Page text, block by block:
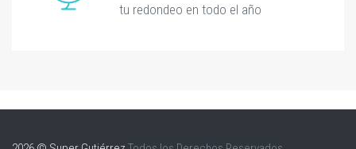
tu redondeo en todo el año